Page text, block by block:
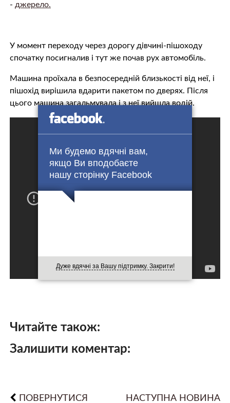
Ми будемо вдячні вам,
якщо Ви вподобаєте
нашу сторінку Facebook
Дуже вдячні за Вашу підтримку. Закрити!
- джерело.
У момент переходу через дорогу дівчині-пішоходу
спочатку посигналив і тут же почав рух автомобіль.
Машина проїхала в безпосередній близькості від неї, і
пішохід вирішила вдарити пакетом по дверях. Після
цього машина загальмувала і з неї вийшла водій.
Читайте також:
Залишити коментар:
ПОВЕРНУТИСЯ НАСТУПНА НОВИНА